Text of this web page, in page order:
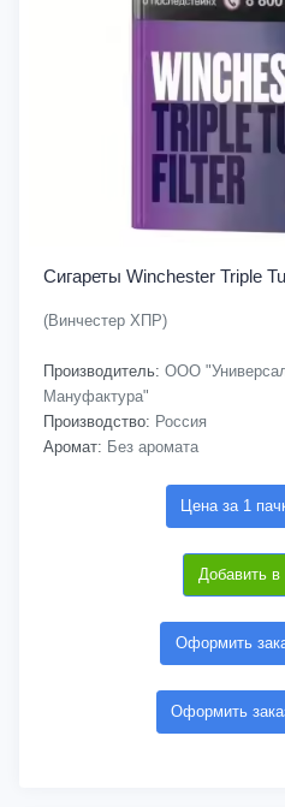
Сигареты Winchester Triple
(Винчестер ХПР)
Производитель: ООО
Мануфактура"
Производство: Россия
Аромат: Без аромата
Цена за 1
Добавить в
Оформить
Оформить